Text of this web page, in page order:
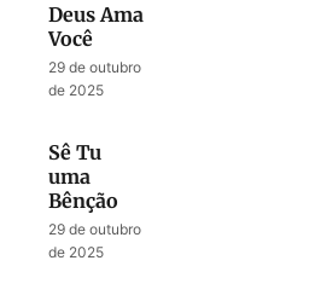
Deus Ama
Você
29 de outubro
de 2025
Sê Tu
uma
Bênção
29 de outubro
de 2025